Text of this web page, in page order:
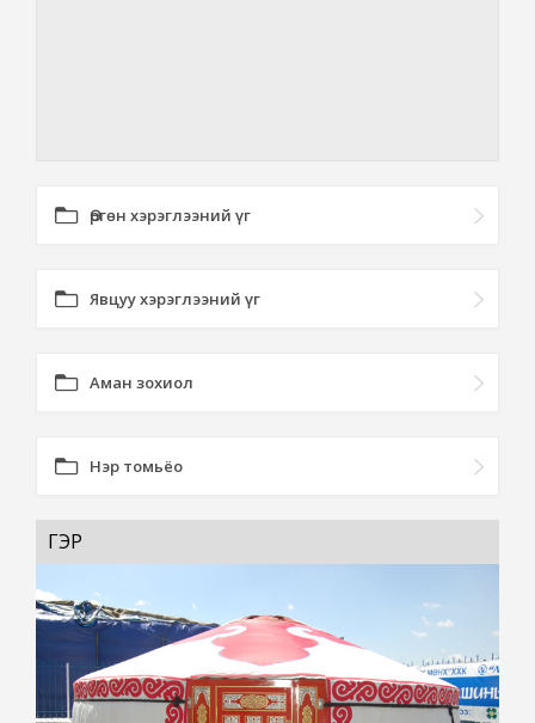
Өргөн хэрэглээний үг
Явцуу хэрэглээний үг
Аман зохиол
Нэр томьёо
ГЭР